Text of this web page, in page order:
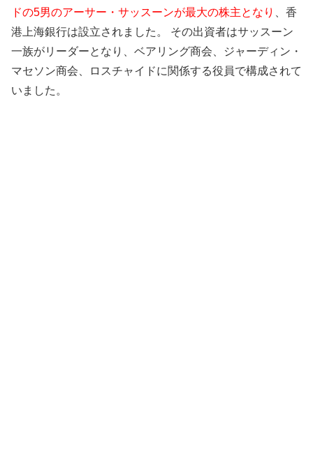
ドの5男のアーサー・サッスーンが最大の株主となり
、香
港上海銀行は設立されました。 その出資者はサッスーン
一族がリーダーとなり、ベアリング商会、ジャーディン・
マセソン商会、ロスチャイドに関係する役員で構成されて
いました。